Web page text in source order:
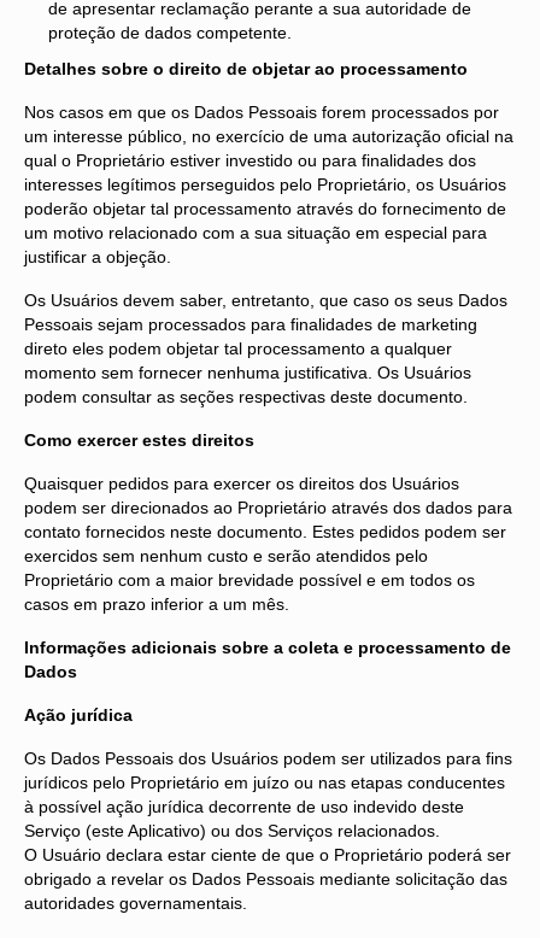
de apresentar reclamação perante a sua autoridade de
proteção de dados competente.
Detalhes sobre o direito de objetar ao processamento
Nos casos em que os Dados Pessoais forem processados por
um interesse público, no exercício de uma autorização oficial na
qual o Proprietário estiver investido ou para finalidades dos
interesses legítimos perseguidos pelo Proprietário, os Usuários
poderão objetar tal processamento através do fornecimento de
um motivo relacionado com a sua situação em especial para
justificar a objeção.
Os Usuários devem saber, entretanto, que caso os seus Dados
Pessoais sejam processados para finalidades de marketing
direto eles podem objetar tal processamento a qualquer
momento sem fornecer nenhuma justificativa. Os Usuários
podem consultar as seções respectivas deste documento.
Como exercer estes direitos
Quaisquer pedidos para exercer os direitos dos Usuários
podem ser direcionados ao Proprietário através dos dados para
contato fornecidos neste documento. Estes pedidos podem ser
exercidos sem nenhum custo e serão atendidos pelo
Proprietário com a maior brevidade possível e em todos os
casos em prazo inferior a um mês.
Informações adicionais sobre a coleta e processamento de
Dados
Ação jurídica
Os Dados Pessoais dos Usuários podem ser utilizados para fins
jurídicos pelo Proprietário em juízo ou nas etapas conducentes
à possível ação jurídica decorrente de uso indevido deste
Serviço (este Aplicativo) ou dos Serviços relacionados.
O Usuário declara estar ciente de que o Proprietário poderá ser
obrigado a revelar os Dados Pessoais mediante solicitação das
autoridades governamentais.